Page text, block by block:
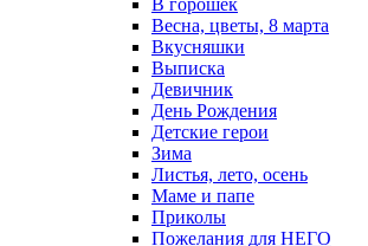
В горошек
Весна, цветы, 8 марта
Вкусняшки
Выписка
Девичник
День Рождения
Детские герои
Зима
Листья, лето, осень
Маме и папе
Приколы
Пожелания для НЕГО